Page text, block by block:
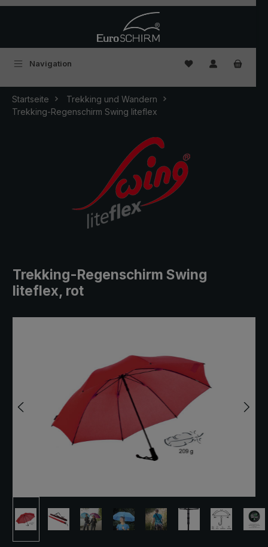
Navigation Du hast 0
Startseite
Trekking und Wandern
Trekking-Regenschirm Swing liteflex
Trekking-Regenschirm Swing
liteflex, rot